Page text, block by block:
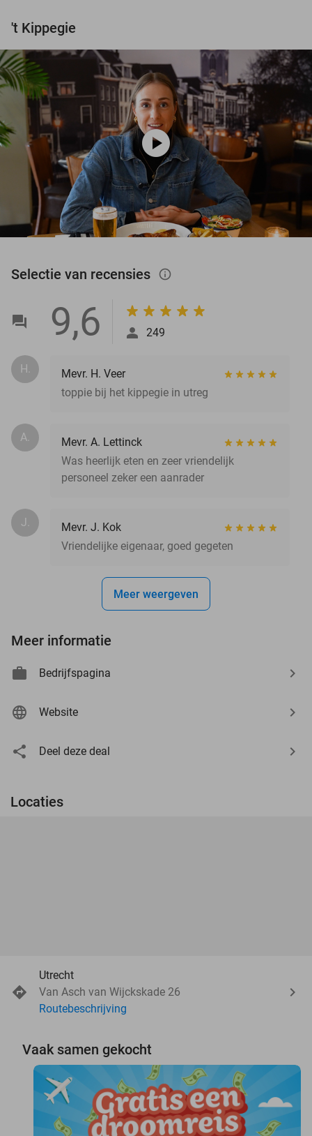
't Kippegie
play_circle
Selectie van recensies info_outlined
9,6 249
H.
Mevr. H. Veer
toppie bij het kippegie in utreg
A.
Mevr. A. Lettinck
Was heerlijk eten en zeer vriendelijk
personeel zeker een aanrader
J.
Mevr. J. Kok
Vriendelijke eigenaar, goed gegeten
Meer weergeven
Meer informatie
Bedrijfspagina
Website
Deel deze deal
Locaties
Utrecht
Van Asch van Wijckskade 26
Routebeschrijving
Vaak samen gekocht